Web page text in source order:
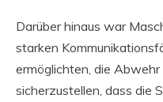
Darüber hinaus war
starken
ermöglichten, die
sicherzustellen, dass die